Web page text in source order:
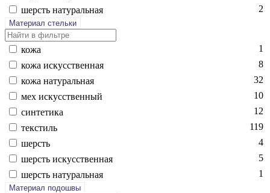
шерсть на­тураль­ная
2
Материал стельки
ко­жа
1
ко­жа ис­кусс­твен­ная
8
ко­жа на­тураль­ная
32
мех ис­кусс­твен­ный
10
син­те­тика
12
текс­тиль
119
шерсть
4
шерсть ис­кусс­твен­ная
5
шерсть на­тураль­ная
1
Материал подошвы